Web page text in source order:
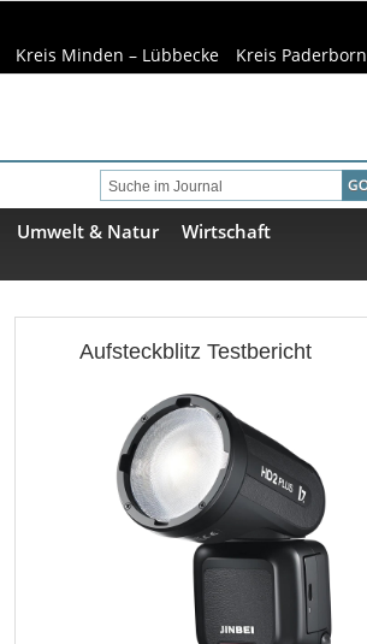
Kreis Minden – Lübbecke Kreis Paderborn
Umwelt & Natur
Wirtschaft
Aufsteckblitz Testbericht